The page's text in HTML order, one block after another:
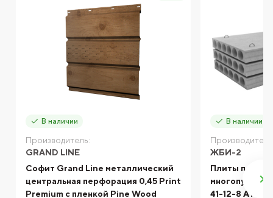
В наличии
Производитель:
GRAND LINE
Софит Grand Line металлический
центральная перфорация 0,45 Print
Premium с пленкой Pine Wood
В наличии
ЖБИ-2
Плиты
41-12-8 АтV